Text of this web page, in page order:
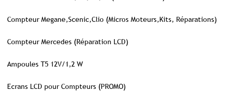
Compteur Megane,Scenic,Clio (Micros Moteurs,Kits, Réparations)
Compteur Mercedes (Réparation LCD)
Ampoules T5 12V/1,2 W
Ecrans LCD pour Compteurs (PROMO)